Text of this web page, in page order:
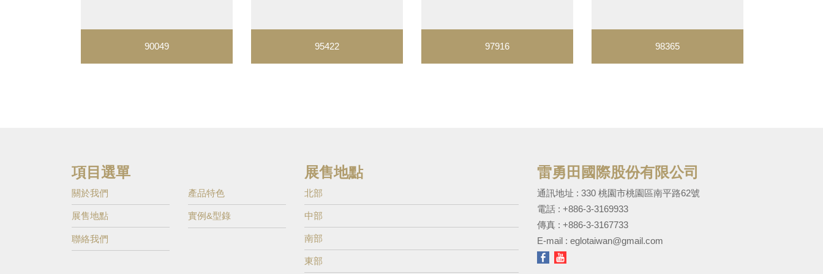
90049 95422 97916 98365
項目選單
關於我們 產品特色
展售地點 實例&型錄
聯絡我們
展售地點
北部
中部
南部
東部
雷勇田國際股份有限公司
通訊地址 : 330 桃園市桃園區南平路62號
電話 : +886-3-3169933
傳真 : +886-3-3167733
E-mail : eglotaiwan@gmail.com